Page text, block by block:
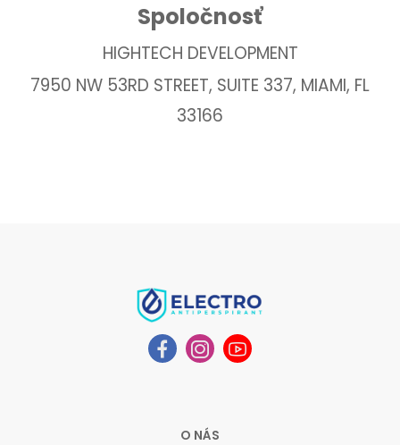
Spoločnosť
HIGHTECH DEVELOPMENT
7950 NW 53RD STREET, SUITE 337, MIAMI, FL
33166
O NÁS